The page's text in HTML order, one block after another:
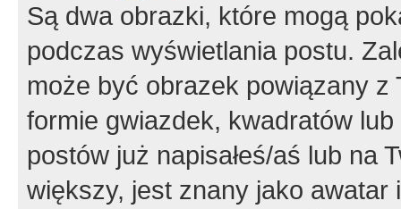
Są dwa obrazki, które mogą
podczas wyświetlania postu.
może być obrazek powiązany z
formie gwiazdek, kwadratów
postów już napisałeś/aś lub na
większy, jest znany jako